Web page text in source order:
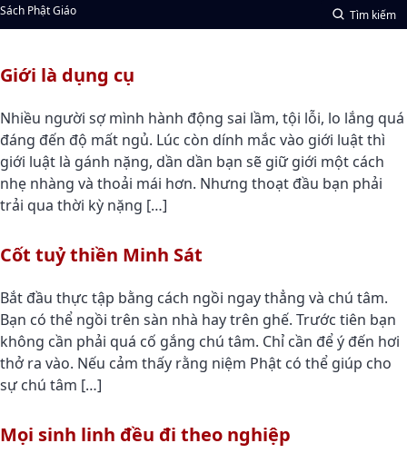
Sách Phật Giáo Tìm kiếm
Giới là dụng cụ
Nhiều người sợ mình hành động sai lầm, tội lỗi, lo lắng quá
đáng đến độ mất ngủ. Lúc còn dính mắc vào giới luật thì
giới luật là gánh nặng, dần dần bạn sẽ giữ giới một cách
nhẹ nhàng và thoải mái hơn. Nhưng thoạt đầu bạn phải
trải qua thời kỳ nặng […]
Cốt tuỷ thiền Minh Sát
Bắt đầu thực tập bằng cách ngồi ngay thẳng và chú tâm.
Bạn có thể ngồi trên sàn nhà hay trên ghế. Trước tiên bạn
không cần phải quá cố gắng chú tâm. Chỉ cần để ý đến hơi
thở ra vào. Nếu cảm thấy rằng niệm Phật có thể giúp cho
sự chú tâm […]
Mọi sinh linh đều đi theo nghiệp